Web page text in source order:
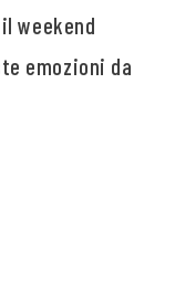
weekend
emozioni da